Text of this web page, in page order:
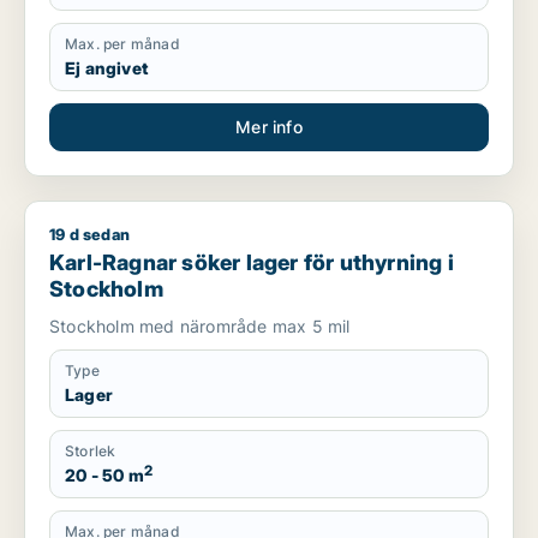
Max. per månad
Ej angivet
Mer info
Karl-Ragnar söker lager för uthyrning i Stockholm
19 d sedan
Karl-Ragnar söker lager för uthyrning i
Stockholm
Stockholm med närområde max 5 mil
Type
Lager
Storlek
20 - 50 m2
Max. per månad